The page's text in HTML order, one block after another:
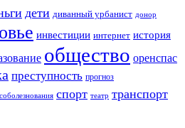
дети диванный урбанист донор
инвестиции интернет история
общество оренспас
преступность прогноз
соболезнования спорт театр транспорт